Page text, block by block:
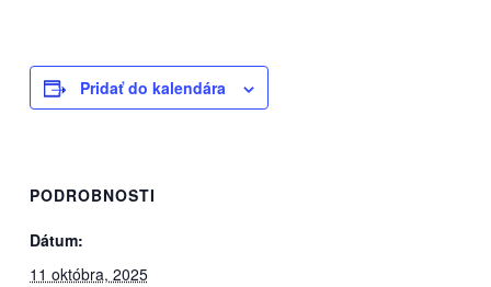
Pridať do kalendára
PODROBNOSTI
Dátum:
11 októbra, 2025